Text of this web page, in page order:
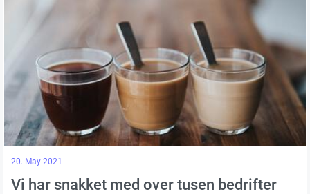
20. May 2021
Vi har snakket med over tusen bedrifter